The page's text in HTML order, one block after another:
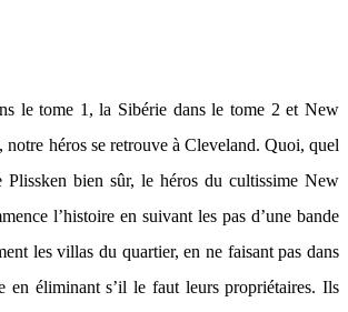
le tome 1, la Sibérie dans le tome 2 et New
notre héros se retrouve à Cleveland. Quoi, quel
Plissken bien sûr, le héros du cultissime New
l’histoire en suivant les pas d’une bande
les villas du quartier, en ne faisant pas dans
en éliminant s’il le faut leurs propriétaires. Ils